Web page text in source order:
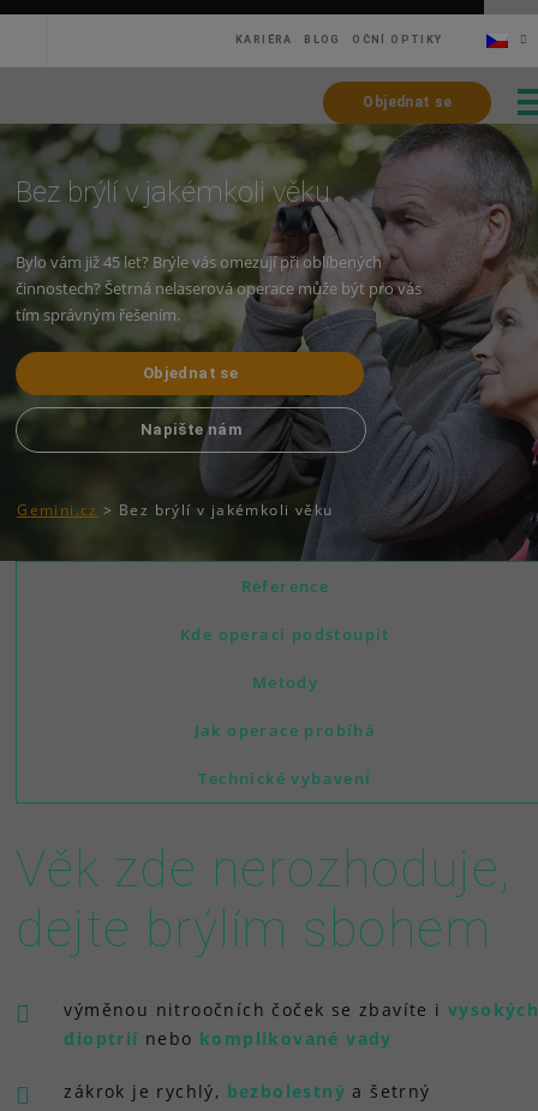
KARIÉRA BLOG OČNÍ OPTIKY
Objednat se
Bez brýlí v jakémkoli věku
Bylo vám již 45 let? Brýle vás omezují při oblíbených
činnostech? Šetrná nelaserová operace může být pro vás
tím správným řešením.
Objednat se
Napište nám
Gemini.cz > Bez brýlí v jakémkoli věku
Reference
Kde operaci podstoupit
Metody
Jak operace probíhá
Technické vybavení
Věk zde nerozhoduje,
dejte brýlím sbohem
výměnou nitroočních čoček se zbavíte i
dioptrií nebo komplikované vady
zákrok je rychlý, bezbolestný a šetrný